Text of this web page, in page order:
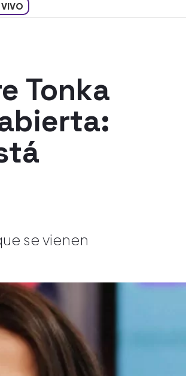
VIVO
Tonka
se vienen